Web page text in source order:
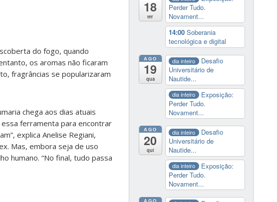
do fogo, quando
os aromas não ficaram
fragrâncias se popularizaram
chega aos dias atuais
ferramenta para encontrar
explica Anelise Regiani,
Mas, embora seja de uso
humano. “No final, tudo passa
18
ter
Perder Tudo.
Novament...
14:00 Soberania
tecnológica e digital
AGO
19
qua
dia inteiro
Desafio
Universitário de
Nautide...
dia inteiro
Exposição:
Perder Tudo.
Novament...
AGO
20
qui
dia inteiro
Desafio
Universitário de
Nautide...
dia inteiro
Exposição:
Perder Tudo.
Novament...